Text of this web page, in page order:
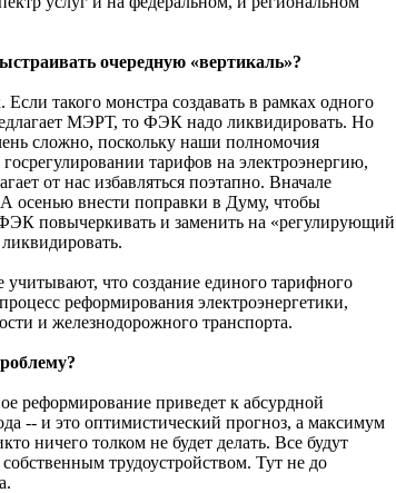
очередную «вертикаль»?
Если такого монстра создавать в рамках одного
МЭРТ, то ФЭК надо ликвидировать. Но
сложно, поскольку наши полномочия
тарифов на электроэнергию,
от нас избавляться поэтапно. Вначале
А осенью внести поправки в Думу, чтобы
повычеркивать и заменить на «регулирующий
что создание единого тарифного
реформирования электроэнергетики,
и железнодорожного транспорта.
реформирование приведет к абсурдной
-- и это оптимистический прогноз, а максимум
ничего толком не будет делать. Все будут
трудоустройством. Тут не до